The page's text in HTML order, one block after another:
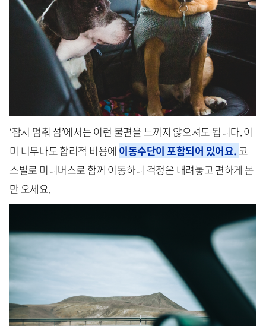
‘잠시 멈춰 섬’에서는 이런 불편을 느끼지 않으셔도 됩니다. 이
미 너무나도 합리적 비용에 이동수단이 포함되어 있어요. 코
스별로 미니버스로 함께 이동하니 걱정은 내려놓고 편하게 몸
만 오세요.